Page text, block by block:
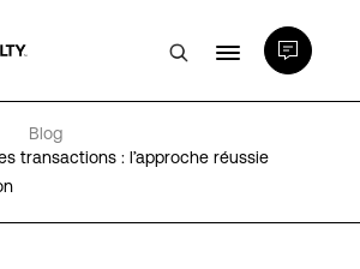
Blog
transactions : l’approche réussie